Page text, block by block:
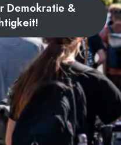
Demokratie &